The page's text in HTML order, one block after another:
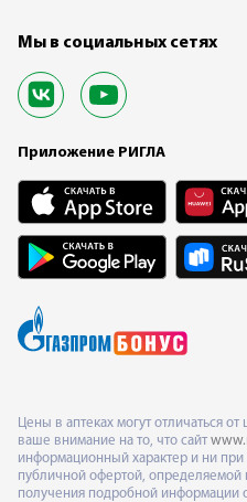
Мы в социальных сетях
Приложение РИГЛА
Цены в аптеках могут отличаться
ваше внимание на то, что сайт
информационный характер и ни при
публичной офертой,
получения подробной информации